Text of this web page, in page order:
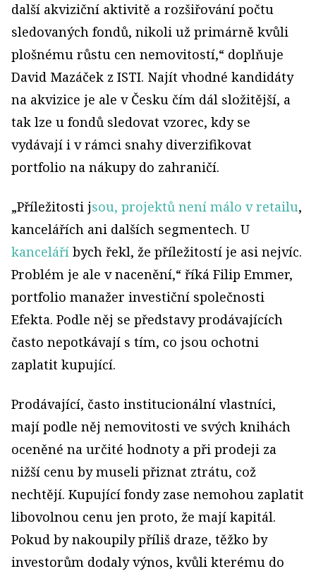
další akviziční aktivitě a rozšiřování počtu
sledovaných fondů, nikoli už primárně kvůli
plošnému růstu cen nemovitostí,“ doplňuje
David Mazáček z ISTI. Najít vhodné kandidáty
na akvizice je ale v Česku čím dál složitější, a
tak lze u fondů sledovat vzorec, kdy se
vydávají i v rámci snahy diverzifikovat
portfolio na nákupy do zahraničí.
„Příležitosti jsou, projektů není málo v retailu,
kancelářích ani dalších segmentech. U
kanceláří bych řekl, že příležitostí je asi nejvíc.
Problém je ale v nacenění,“ říká Filip Emmer,
portfolio manažer investiční společnosti
Efekta. Podle něj se představy prodávajících
často nepotkávají s tím, co jsou ochotni
zaplatit kupující.
Prodávající, často institucionální vlastníci,
mají podle něj nemovitosti ve svých knihách
oceněné na určité hodnoty a při prodeji za
nižší cenu by museli přiznat ztrátu, což
nechtějí. Kupující fondy zase nemohou zaplatit
libovolnou cenu jen proto, že mají kapitál.
Pokud by nakoupily příliš draze, těžko by
investorům dodaly výnos, kvůli kterému do